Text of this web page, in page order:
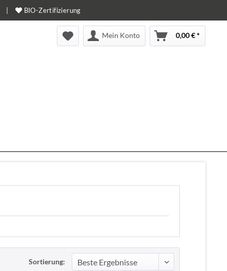
BIO-Zertifizierung
Mein Konto 0,00 € *
Sortierung: